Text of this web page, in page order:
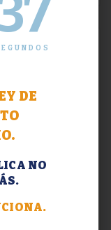
DE
NO
2026.